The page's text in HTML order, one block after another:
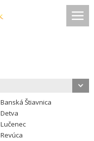
Banská Štiavnica
Detva
Lučenec
Revúca